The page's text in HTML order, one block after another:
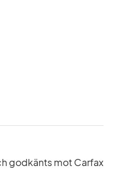
godkänts mot Carfax